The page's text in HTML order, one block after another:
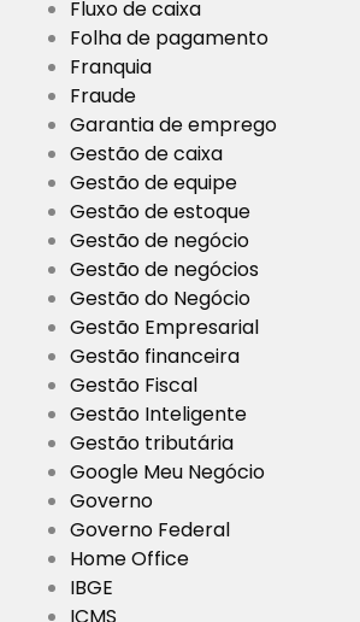
Fluxo de caixa
Folha de pagamento
Franquia
Fraude
Garantia de emprego
Gestão de caixa
Gestão de equipe
Gestão de estoque
Gestão de negócio
Gestão de negócios
Gestão do Negócio
Gestão Empresarial
Gestão financeira
Gestão Fiscal
Gestão Inteligente
Gestão tributária
Google Meu Negócio
Governo
Governo Federal
Home Office
IBGE